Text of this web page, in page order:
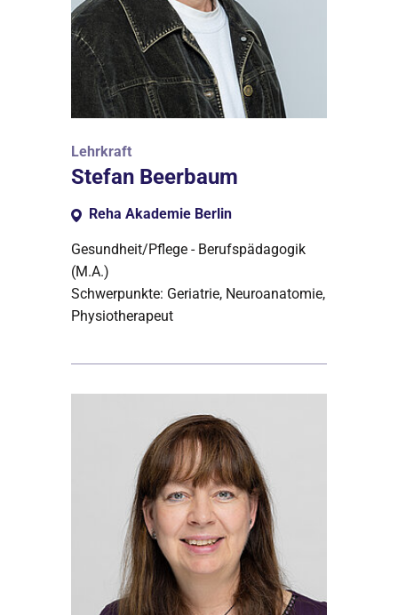
Lehrkraft
Stefan Beerbaum
Reha Akademie Berlin
Gesundheit/Pflege - Berufspädagogik
(M.A.)
Schwerpunkte: Geriatrie, Neuroanatomie,
Physiotherapeut